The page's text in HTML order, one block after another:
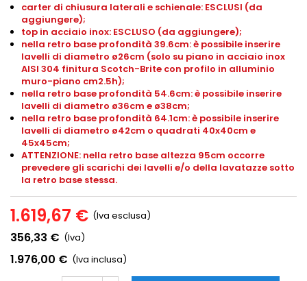
carter di chiusura laterali e schienale: ESCLUSI (da
aggiungere);
top in acciaio inox: ESCLUSO (da aggiungere);
nella retro base profondità 39.6cm: è possibile inserire
lavelli di diametro ø26cm (solo su piano in acciaio inox
AISI 304 finitura Scotch-Brite con profilo in alluminio
muro-piano cm2.5h);
nella retro base profondità 54.6cm: è possibile inserire
lavelli di diametro ø36cm e ø38cm;
nella retro base profondità 64.1cm: è possibile inserire
lavelli di diametro ø42cm o quadrati 40x40cm e
45x45cm;
ATTENZIONE: nella retro base altezza 95cm occorre
prevedere gli scarichi dei lavelli e/o della lavatazze sotto
la retro base stessa.
1.619,67 € (Iva esclusa)
356,33 € (Iva)
1.976,00 € (Iva inclusa)